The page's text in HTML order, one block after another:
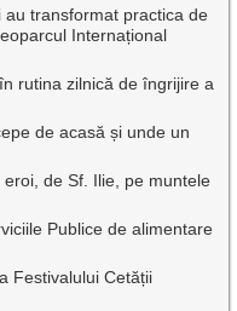
au transformat practica de
Internațional
rutina zilnică de îngrijire a
de acasă și unde un
de Sf. Ilie, pe muntele
Publice de alimentare
Festivalului Cetății